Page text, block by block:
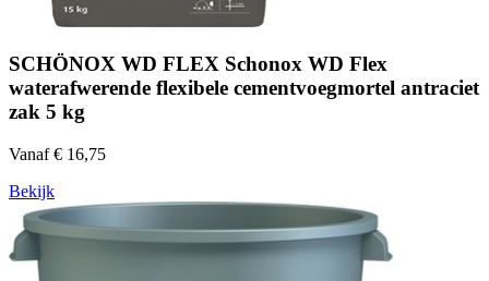
SCHÖNOX WD FLEX Schonox WD Flex
waterafwerende flexibele cementvoegmortel antraciet
zak 5 kg
Vanaf € 16,75
Bekijk